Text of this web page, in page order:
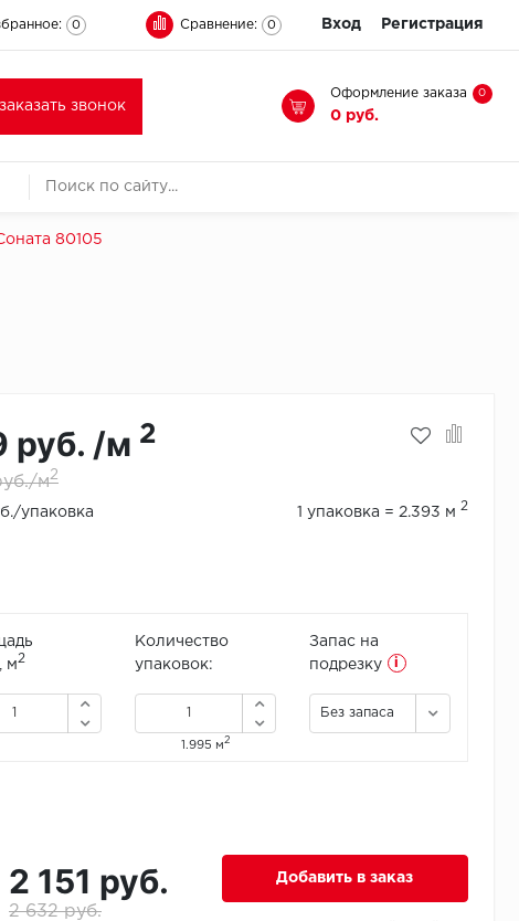
0 Сравнение: 0 Вход Регистрация
заказать звонок
Оформление заказа 0
0 руб.
80105
руб. /м 2
м2
упаковка 1 упаковка = 2.393 м 2
м2
Количество
упаковок:
1.995 м2
Запас на
подрезку
i
Без запаса
2 151 руб.
2 632 руб.
Добавить в заказ